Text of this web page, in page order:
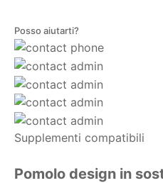
Posso aiutarti?
Supplementi compatibili
Pomolo design in